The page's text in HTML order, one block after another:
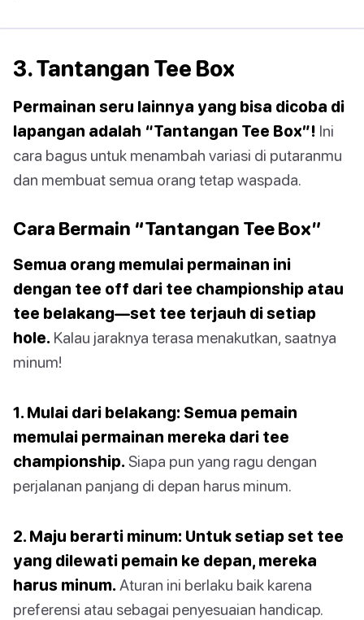
3. Tantangan Tee Box
Permainan seru lainnya yang bisa dicoba di
lapangan adalah “Tantangan Tee Box”! Ini
cara bagus untuk menambah variasi di putaranmu
dan membuat semua orang tetap waspada.
Cara Bermain “Tantangan Tee Box”
Semua orang memulai permainan ini
dengan tee off dari tee championship atau
tee belakang—set tee terjauh di setiap
hole. Kalau jaraknya terasa menakutkan, saatnya
minum!
1. Mulai dari belakang: Semua pemain
memulai permainan mereka dari tee
championship. Siapa pun yang ragu dengan
perjalanan panjang di depan harus minum.
2. Maju berarti minum: Untuk setiap set tee
yang dilewati pemain ke depan, mereka
harus minum. Aturan ini berlaku baik karena
preferensi atau sebagai penyesuaian handicap.